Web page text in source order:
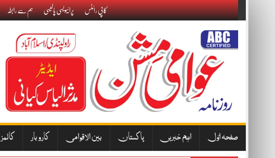
کاپی رائٹس پرائیویسی پالیسی ہم سے رابطہ
صفحہ اوّل اہم خبریں پاکستان بین الاقوامی کاروبار کالمز